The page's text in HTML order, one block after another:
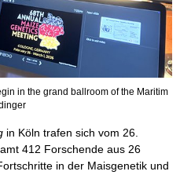
in the grand ballroom of the Maritim
in Köln trafen sich vom 26.
412 Forschende aus 26
in der Maisgenetik und